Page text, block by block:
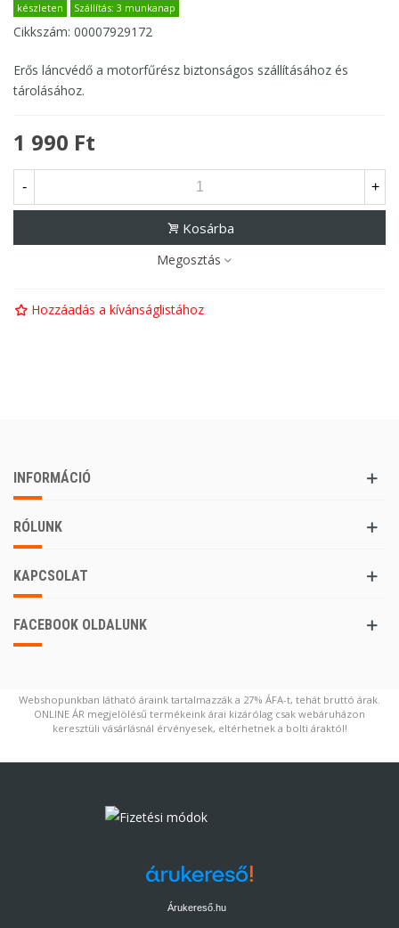
készleten Szállítás: 3 munkanap
Cikkszám: 00007929172
Erős láncvédő a motorfűrész biztonságos szállításához és
tárolásához.
1 990 Ft
- +
Kosárba
Megosztás
Hozzáadás a kívánságlistához
INFORMÁCIÓ
RÓLUNK
KAPCSOLAT
FACEBOOK OLDALUNK
Webshopunkban látható áraink tartalmazzák a 27% ÁFA-t, tehát bruttó árak.
ONLINE ÁR megjelölésű termékeink árai kizárólag csak webáruházon
keresztüli vásárlásnál érvényesek, eltérhetnek a bolti áraktól!
Árukereső.hu